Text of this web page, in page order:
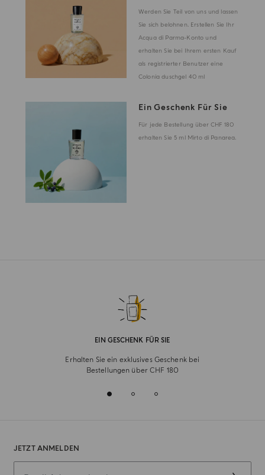
Werden Sie Teil von uns und lassen
Sie sich belohnen. Erstellen Sie Ihr
Acqua di Parma-Konto und
erhalten Sie bei Ihrem ersten Kauf
als registrierter Benutzer eine
Colonia duschgel 40 ml
Ein Geschenk Für Sie
Für jede Bestellung über CHF 180
erhalten Sie 5 ml Mirto di Panarea.
EIN GESCHENK FÜR SIE
Erhalten Sie ein exklusives Geschenk bei
Bestellungen über CHF 180
JETZT ANMELDEN